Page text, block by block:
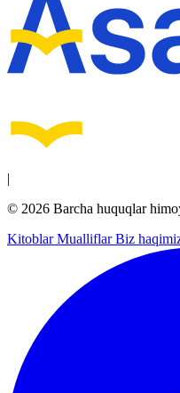
|
© 2026 Barcha huquqlar
KitoblarMualliflarBiz